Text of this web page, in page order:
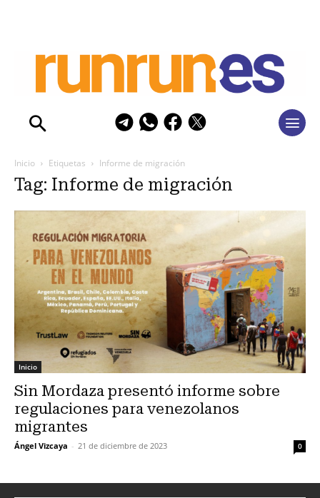
Inicio Etiquetas Informe de migración
Tag: Informe de migración
Inicio
Sin Mordaza presentó informe sobre
regulaciones para venezolanos
migrantes
Ángel Vizcaya - 21 de diciembre de 2023 0